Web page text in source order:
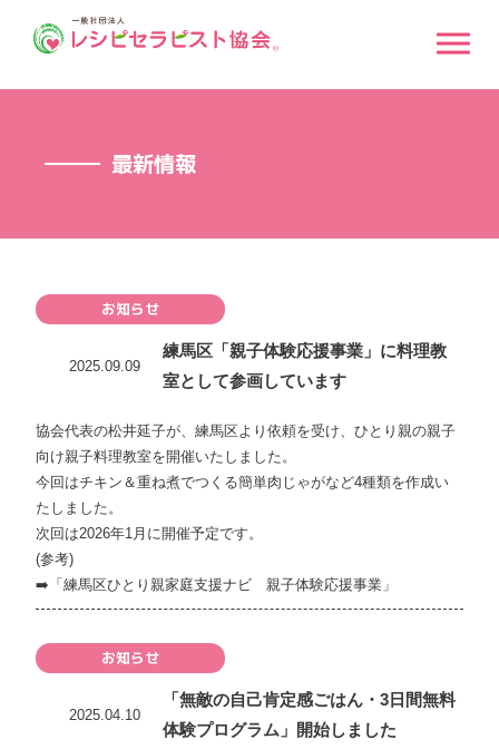
最新情報
お知らせ
2025.09.09
練馬区「親子体験応援事業」に料理教
室として参画しています
協会代表の松井延子が、練馬区より依頼を受け、ひとり親の親子
向け親子料理教室を開催いたしました。
今回はチキン＆重ね煮でつくる簡単肉じゃがなど4種類を作成い
たしました。
次回は2026年1月に開催予定です。
(参考)
➡️ 「練馬区ひとり親家庭支援ナビ 親子体験応援事業」
お知らせ
2025.04.10
「無敵の自己肯定感ごはん・3日間無料
体験プログラム」開始しました